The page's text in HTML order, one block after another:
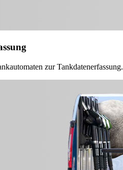
zur Tankdatenerfassung.